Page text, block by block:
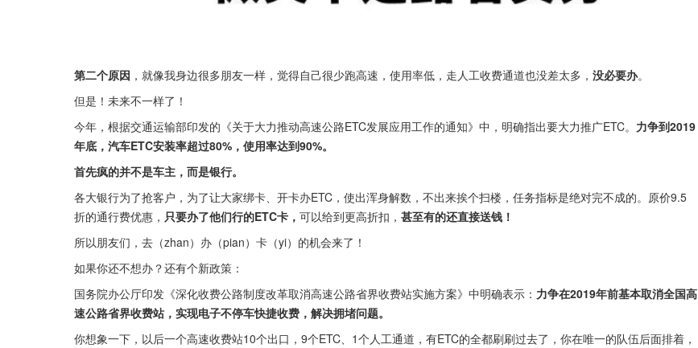
第二个原因 ，就像我身边很多朋友一样，觉得自己很少跑高速，使用率低，走人工收费通道也没差太多， 没必要办。
但是！未来不一样了！
今年，根据交通运输部印发的《关于大力推动高速公路ETC发展应用工作的通知》中，明确指出要大力推广ETC。 力争到2019
年底，汽车ETC安装率超过80%，使用率达到90%。
首先疯的并不是车主，而是银行。
各大银行为了抢客户，为了让大家绑卡、开卡办ETC，使出浑身解数，不出来挨个扫楼，任务指标是绝对完不成的。原价9.5
折的通行费优惠， 只要办了他们行的ETC卡， 可以给到更高折扣， 甚至有的还直接送钱！
所以朋友们，去（zhan）办（pian）卡（yi）的机会来了！
如果你还不想办？还有个新政策：
国务院办公厅印发《深化收费公路制度改革取消高速公路省界收费站实施方案》中明确表示： 力争在2019年前基本取消全国高
速公路省界收费站，实现电子不停车快捷收费，解决拥堵问题。
你想象一下，以后一个高速收费站10个出口，9个ETC、1个人工通道，有ETC的全都刷刷过去了，你在唯一的队伍后面排着，